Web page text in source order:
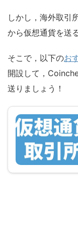
しかし，海外取引
から仮想通貨を送
そこで，以下のお
開設して，
送りましょう！